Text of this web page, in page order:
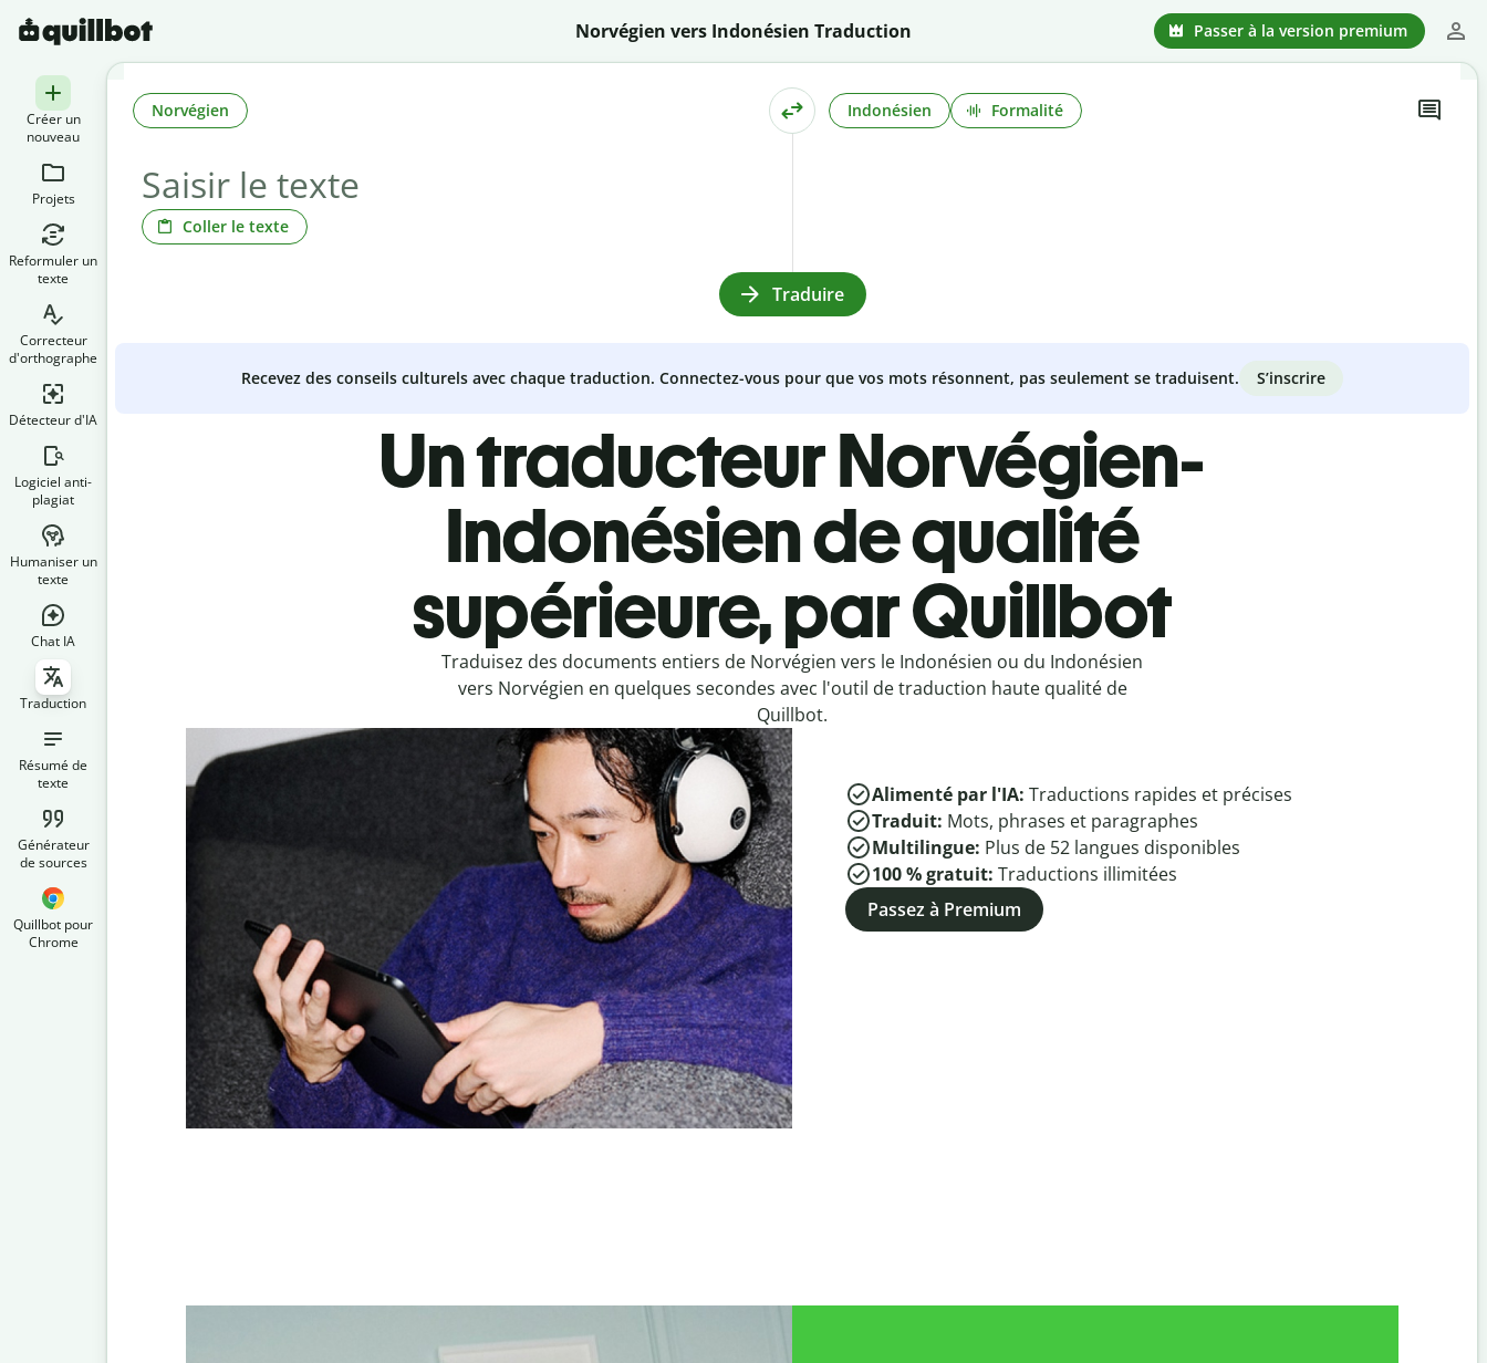
Norvégien vers Indonésien Traduction Passer à la version premium
Créer un
nouveau
Projets
Reformuler un
texte
Correcteur
d'orthographe
Détecteur d'IA
Logiciel anti-
plagiat
Humaniser un
texte
Chat IA
Traduction
Résumé de
texte
Générateur
de sources
Quillbot pour
Chrome
Coller le texte
Norvégien Indonésien Formalité
Traduire
Recevez des conseils culturels avec chaque traduction. Connectez-vous pour que vos mots résonnent, pas seulement se traduisent. S’inscrire
Un traducteur Norvégien-
Indonésien de qualité
supérieure, par Quillbot
Traduisez des documents entiers de Norvégien vers le Indonésien ou du Indonésien
vers Norvégien en quelques secondes avec l'outil de traduction haute qualité de
Quillbot.
Alimenté par l'IA: Traductions rapides et précises
Traduit: Mots, phrases et paragraphes
Multilingue: Plus de 52 langues disponibles
100 % gratuit: Traductions illimitées
Passez à Premium